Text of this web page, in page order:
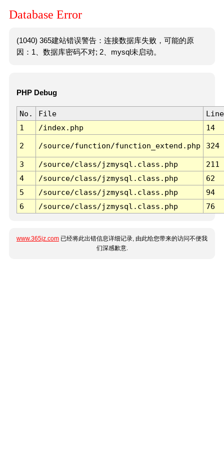
Database Error
(1040) 365建站错误警告：连接数据库失败，可能的原
因：1、数据库密码不对; 2、mysql未启动。
PHP Debug
No. File
Line
1
/index.php 14
2 /source/function/function_extend.php 324
3 /source/class/jzmysql.class.php
211
4
/source/class/jzmysql.class.php
62
5
/source/class/jzmysql.class.php
94
6
/source/class/jzmysql.class.php 76
www.365jz.com 已经将此出错信息详细记录, 由此给您带来的访问不便我
们深感歉意.